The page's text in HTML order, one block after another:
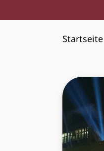
Startseite